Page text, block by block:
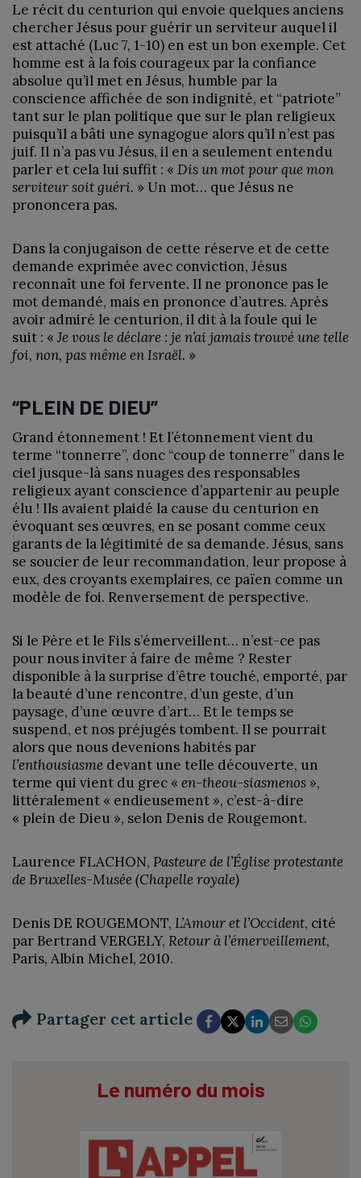
Le récit du centurion qui envoie quelques anciens
chercher Jésus pour guérir un serviteur auquel il
est attaché (Luc 7, 1-10) en est un bon exemple. Cet
homme est à la fois courageux par la confiance
absolue qu’il met en Jésus, humble par la
conscience affichée de son indignité, et “patriote”
tant sur le plan politique que sur le plan religieux
puisqu’il a bâti une synagogue alors qu’il n’est pas
juif. Il n’a pas vu Jésus, il en a seulement entendu
parler et cela lui suffit : « Dis un mot pour que mon
serviteur soit guéri. » Un mot… que Jésus ne
prononcera pas.
Dans la conjugaison de cette réserve et de cette
demande exprimée avec conviction, Jésus
reconnaît une foi fervente. Il ne prononce pas le
mot demandé, mais en prononce d’autres. Après
avoir admiré le centurion, il dit à la foule qui le
suit : « Je vous le déclare : je n’ai jamais trouvé une telle
foi, non, pas même en Israël. »
“PLEIN DE DIEU”
Grand étonnement ! Et l’étonnement vient du
terme “tonnerre”, donc “coup de tonnerre” dans le
ciel jusque-là sans nuages des responsables
religieux ayant conscience d’appartenir au peuple
élu ! Ils avaient plaidé la cause du centurion en
évoquant ses œuvres, en se posant comme ceux
garants de la légitimité de sa demande. Jésus, sans
se soucier de leur recommandation, leur propose à
eux, des croyants exemplaires, ce païen comme un
modèle de foi. Renversement de perspective.
Si le Père et le Fils s’émerveillent… n’est-ce pas
pour nous inviter à faire de même ? Rester
disponible à la surprise d’être touché, emporté, par
la beauté d’une rencontre, d’un geste, d’un
paysage, d’une œuvre d’art… Et le temps se
suspend, et nos préjugés tombent. Il se pourrait
alors que nous devenions habités par
l’enthousiasme devant une telle découverte, un
terme qui vient du grec « en-theou-siasmenos »,
littéralement « endieusement », c’est-à-dire
« plein de Dieu », selon Denis de Rougemont.
Laurence FLACHON, Pasteure de l’Église protestante
de Bruxelles-Musée (Chapelle royale)
Denis DE ROUGEMONT, L’Amour et l’Occident, cité
par Bertrand VERGELY, Retour à l’émerveillement,
Paris, Albin Michel, 2010.
Partager cet article
Le numéro du mois